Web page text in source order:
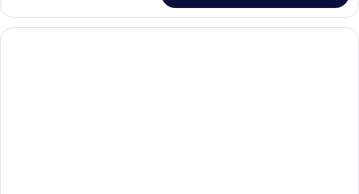
Pool
View
Double